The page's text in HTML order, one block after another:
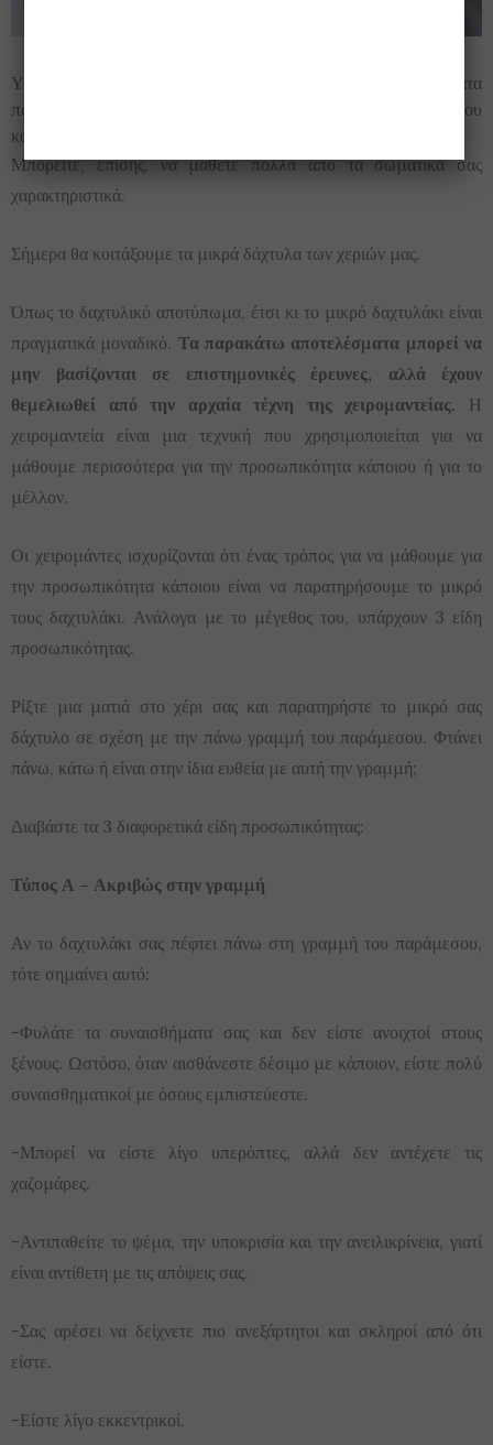
Υπάρχουν πολλοί διασκεδαστικοί τρόποι για να μάθετε πράγματα
που αφορούν την προσωπικότητα σας, όπως από την στάση που
κοιμάστε ή από τον γραφικό σας χαρακτήρα.
Μπορείτε, επίσης, να μάθετε πολλά από τα σωματικά σας
χαρακτηριστικά.
Σήμερα θα κοιτάξουμε τα μικρά δάχτυλα των χεριών μας.
Όπως το δαχτυλικό αποτύπωμα, έτσι κι το μικρό δαχτυλάκι είναι
πραγματικά μοναδικό. Τα παρακάτω αποτελέσματα μπορεί να
μην βασίζονται σε επιστημονικές έρευνες, αλλά έχουν
θεμελιωθεί από την αρχαία τέχνη της χειρομαντείας. Η
χειρομαντεία είναι μια τεχνική που χρησιμοποιείται για να
μάθουμε περισσότερα για την προσωπικότητα κάποιου ή για το
μέλλον.
Οι χειρομάντες ισχυρίζονται ότι ένας τρόπος για να μάθουμε για
την προσωπικότητα κάποιου είναι να παρατηρήσουμε το μικρό
τους δαχτυλάκι. Ανάλογα με το μέγεθος του, υπάρχουν 3 είδη
προσωπικότητας.
Ρίξτε μια ματιά στο χέρι σας και παρατηρήστε το μικρό σας
δάχτυλο σε σχέση με την πάνω γραμμή του παράμεσου. Φτάνει
πάνω, κάτω ή είναι στην ίδια ευθεία με αυτή την γραμμή;
Διαβάστε τα 3 διαφορετικά είδη προσωπικότητας:
Τύπος Α – Ακριβώς στην γραμμή
Αν το δαχτυλάκι σας πέφτει πάνω στη γραμμή του παράμεσου,
τότε σημαίνει αυτό:
-Φυλάτε τα συναισθήματα σας και δεν είστε ανοιχτοί στους
ξένους. Ωστόσο, όταν αισθάνεστε δέσιμο με κάποιον, είστε πολύ
συναισθηματικοί με όσους εμπιστεύεστε.
-Μπορεί να είστε λίγο υπερόπτες, αλλά δεν αντέχετε τις
χαζομάρες.
-Αντιπαθείτε το ψέμα, την υποκρισία και την ανειλικρίνεια, γιατί
είναι αντίθετη με τις απόψεις σας.
-Σας αρέσει να δείχνετε πιο ανεξάρτητοι και σκληροί από ότι
είστε.
-Είστε λίγο εκκεντρικοί.